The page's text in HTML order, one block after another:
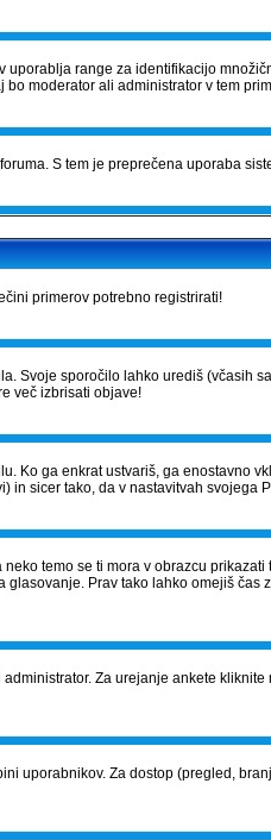
range za identifikacijo
moderator ali administrator v tem
S tem je preprečena uporaba
primerov potrebno registrirati!
Svoje sporočilo lahko urediš (včasih
več izbrisati objave!
Ko ga enkrat ustvariš, ga enostavno
sicer tako, da v nastavitvah
temo se ti mora v obrazcu
glasovanje. Prav tako lahko omejiš
Za urejanje ankete
uporabnikov. Za dostop (pregled,